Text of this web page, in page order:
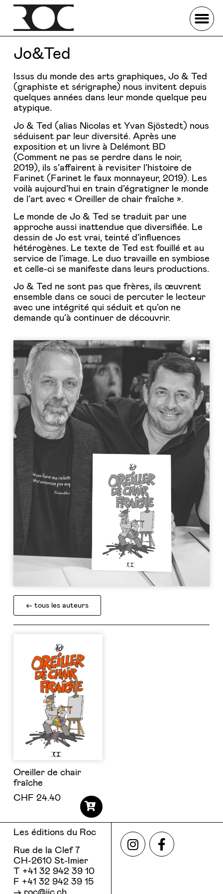
Jo&Ted
Issus du monde des arts graphiques, Jo & Ted
(graphiste et sérigraphe) nous invitent depuis
quelques années dans leur monde quelque peu
atypique.
Jo & Ted (alias Nicolas et Yvan Sjöstedt) nous
séduisent par leur diversité. Après une
exposition et un livre à Delémont BD
(Comment ne pas se perdre dans le noir,
2019), ils s’affairent à revisiter l’histoire de
Farinet (Farinet le faux monnayeur, 2019). Les
voilà aujourd’hui en train d’égratigner le monde
de l’art avec « Oreiller de chair fraîche ».
Le monde de Jo & Ted se traduit par une
approche aussi inattendue que diversifiée. Le
dessin de Jo est vrai, teinté d’influences
hétérogènes. Le texte de Ted est fouillé et au
service de l’image. Le duo travaille en symbiose
et celle-ci se manifeste dans leurs productions.
Jo & Ted ne sont pas que frères, ils œuvrent
ensemble dans ce souci de percuter le lecteur
avec une intégrité qui séduit et qu’on ne
demande qu’à continuer de découvrir.
← tous les auteurs
Oreiller de chair
fraîche
CHF 24.40
Les éditions du Roc
Rue de la Clef 7
CH-2610 St-Imier
T +41 32 942 39 10
F +41 32 942 39 15